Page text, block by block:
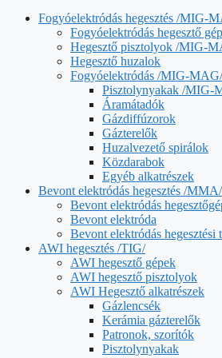
Fogyóelektródás hegesztés /MIG-
Fogyóelektródás hegesztő
Hegesztő pisztolyok /MIG-
Hegesztő huzalok
Fogyóelektródás /MIG-
Pisztolynyakak /MIG-
Áramátadók
Gázdiffúzorok
Gázterelők
Huzalvezető spirálok
Közdarabok
Egyéb alkatrészek
Bevont elektródás hegesztés /MMA/
Bevont elektródás
Bevont elektróda
Bevont elektródás hegesztési
AWI hegesztés /TIG/
AWI hegesztő gépek
AWI hegesztő pisztolyok
AWI Hegesztő alkatrészek
Gázlencsék
Kerámia gázterelők
Patronok, szorítók
Pisztolynyakak